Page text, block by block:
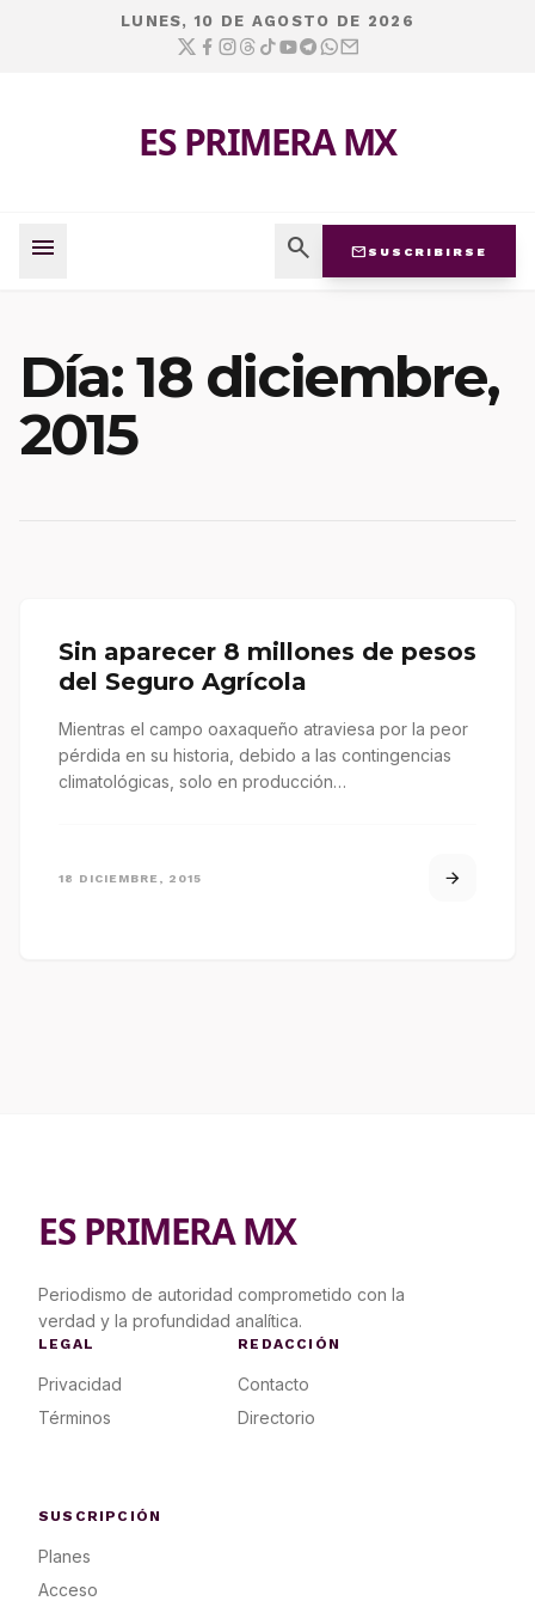
LUNES, 10 DE AGOSTO DE 2026
ES PRIMERA MX
menu search mail SUSCRIBIRSE
Día:18 diciembre,
2015
Sin aparecer 8 millones de pesos
del Seguro Agrícola
Mientras el campo oaxaqueño atraviesa por la peor
pérdida en su historia, debido a las contingencias
climatológicas, solo en producción…
18 DICIEMBRE, 2015
ES PRIMERA MX
Periodismo de autoridad comprometido con la
verdad y la profundidad analítica.
LEGAL
Privacidad
Términos
REDACCIÓN
Contacto
Directorio
SUSCRIPCIÓN
Planes
Acceso